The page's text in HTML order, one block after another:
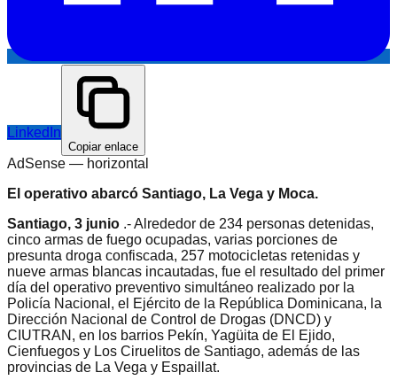
LinkedIn
Copiar enlace
AdSense — horizontal
El operativo abarcó Santiago, La Vega y Moca.
Santiago, 3 junio .- Alrededor de 234 personas detenidas,
cinco armas de fuego ocupadas, varias porciones de
presunta droga confiscada, 257 motocicletas retenidas y
nueve armas blancas incautadas, fue el resultado del primer
día del operativo preventivo simultáneo realizado por la
Policía Nacional, el Ejército de la República Dominicana, la
Dirección Nacional de Control de Drogas (DNCD) y
CIUTRAN, en los barrios Pekín, Yagüita de El Ejido,
Cienfuegos y Los Ciruelitos de Santiago, además de las
provincias de La Vega y Espaillat.